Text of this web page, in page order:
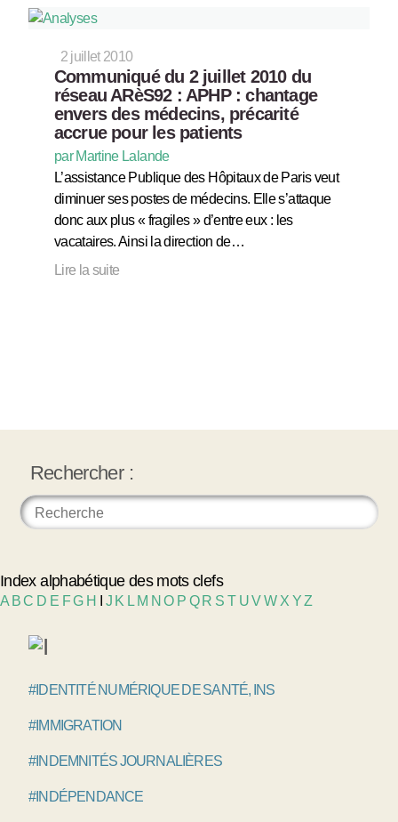
2 juillet 2010
Communiqué du 2 juillet 2010 du
réseau ARèS92 : APHP : chantage
envers des médecins, précarité
accrue pour les patients
par Martine Lalande
L’assistance Publique des Hôpitaux de Paris veut
diminuer ses postes de médecins. Elle s’attaque
donc aux plus « fragiles » d’entre eux : les
vacataires. Ainsi la direction de…
Lire la suite
Rechercher :
Index alphabétique des mots clefs
A BC D E FG H J K L M NO P Q R S T UVW X YZ
#IDENTITÉ NUMÉRIQUE DE SANTÉ, INS
#IMMIGRATION
#INDEMNITÉS JOURNALIÈRES
#INDÉPENDANCE